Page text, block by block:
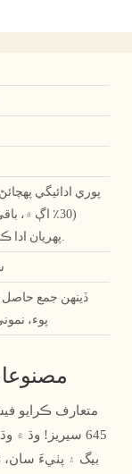
(30٪ اڳ ۾،
پهريان ادا ڪئي وئي آهي).
پوء،
متعارف ڪرايو
645 سيريز! وڌ
بيگ ۽ پٺيءَ